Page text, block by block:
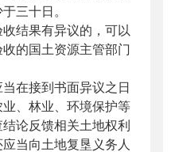
三十日。
结果有异议的，可以
的国土资源主管部门
在接到书面异议之日
、林业、环境保护等
论反馈相关土地权利
当向土地复垦义务人